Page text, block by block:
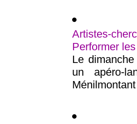
Artistes-
Performer
Le
un apéro-